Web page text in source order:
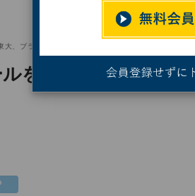
大、ブラックホールを利用してダークエネルギーの正
を利用してダークエ